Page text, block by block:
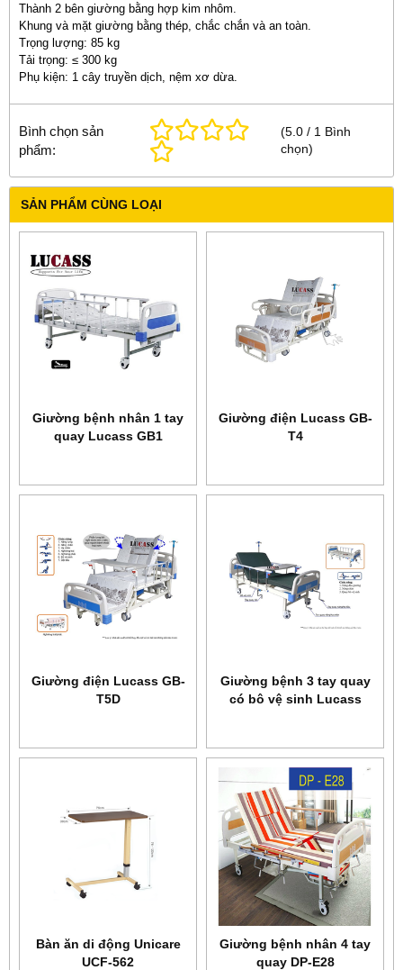
Thành 2 bên giường bằng hợp kim nhôm.
Khung và mặt giường bằng thép, chắc chắn và an toàn.
Trọng lượng: 85 kg
Tải trọng: ≤ 300 kg
Phụ kiện: 1 cây truyền dịch, nệm xơ dừa.
Bình chọn sản
phẩm:
(5.0 / 1 Bình
chọn)
SẢN PHẨM CÙNG LOẠI
Giường bệnh nhân 1 tay
quay Lucass GB1
Giường điện Lucass GB-
T4
Giường điện Lucass GB-
T5D
Giường bệnh 3 tay quay
có bô vệ sinh Lucass
Bàn ăn di động Unicare
UCF-562
Giường bệnh nhân 4 tay
quay DP-E28